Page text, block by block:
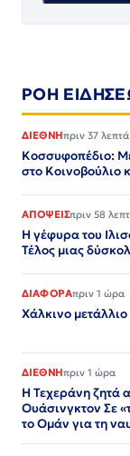
ΡΟΗ
ΔΙΕΘΝΗπριν 37 λεπτά
Κοσσυφοπέδιο:
στο Κοινοβούλιο
ΑΠΟΨΕΙΣπριν 58
Η γέφυρα του
Τέλος μιας
ΔΙΑΦΟΡΑπριν 1 ώρα
Χάλκινο
ΔΙΕΘΝΗπριν 1 ώρα
Η Τεχεράνη ζητά
Ουάσινγκτον Σε
το Ομάν για τη